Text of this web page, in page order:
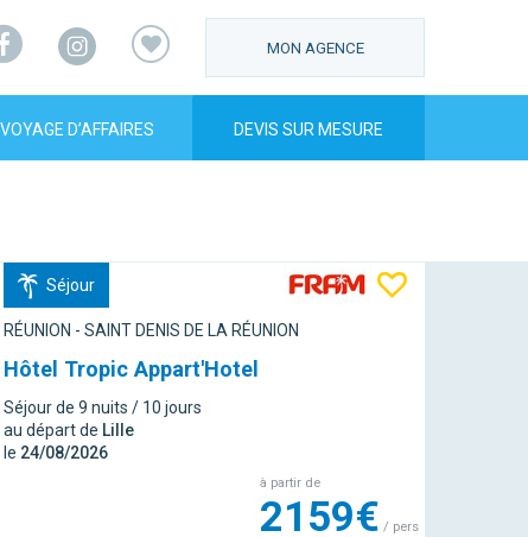
Facebook
Instagram
MON AGENCE
VOYAGE D’AFFAIRES DEVIS SUR MESURE
Séjour
RÉUNION - SAINT DENIS DE LA RÉUNION
Hôtel Tropic Appart'Hotel
Séjour de 9 nuits / 10 jours
au départ de Lille
le 24/08/2026
à partir de
2159€ / pers